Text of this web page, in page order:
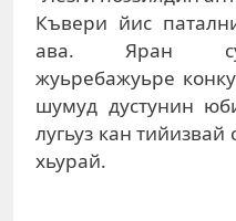
Къвери йис
ава. Яран
жуьребажуьре
шумуд дустунин
лугьуз кан
хьурай.